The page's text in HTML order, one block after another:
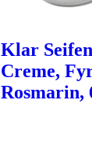
Klar
Creme,
Rosmarin,